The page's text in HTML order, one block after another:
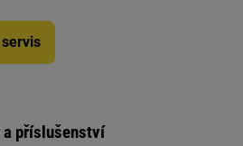
servis
a příslušenství